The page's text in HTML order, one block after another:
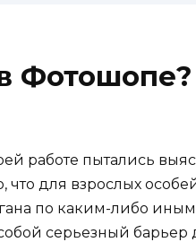
работе пытались
для взрослых особей
по каким-либо
серьезный барьер